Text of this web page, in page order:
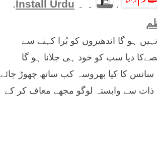
. ۔ ۔ Install Urdu
.
ہو گا اندھیروں کو بُرا کہنے سے
دیا سب کو خود ہی جلانا ہو گا
سانس کا کیا بھروسہ کب ساتھ چھوڑ جائے
ذات سے وابستہ لوگو مجھے معاف کر کے